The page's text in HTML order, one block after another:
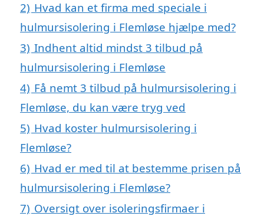
2) Hvad kan et firma med speciale i
hulmursisolering i Flemløse hjælpe med?
3) Indhent altid mindst 3 tilbud på
hulmursisolering i Flemløse
4) Få nemt 3 tilbud på hulmursisolering i
Flemløse, du kan være tryg ved
5) Hvad koster hulmursisolering i
Flemløse?
6) Hvad er med til at bestemme prisen på
hulmursisolering i Flemløse?
7) Oversigt over isoleringsfirmaer i